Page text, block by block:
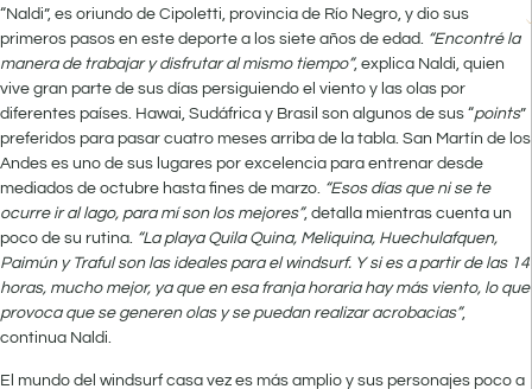
“Naldi”, es oriundo de Cipoletti, provincia de Río Negro, y dio sus
primeros pasos en este deporte a los siete años de edad. “Encontré la
manera de trabajar y disfrutar al mismo tiempo”, explica Naldi, quien
vive gran parte de sus días persiguiendo el viento y las olas por
diferentes países. Hawai, Sudáfrica y Brasil son algunos de sus “points”
preferidos para pasar cuatro meses arriba de la tabla. San Martín de los
Andes es uno de sus lugares por excelencia para entrenar desde
mediados de octubre hasta fines de marzo. “Esos días que ni se te
ocurre ir al lago, para mí son los mejores”, detalla mientras cuenta un
poco de su rutina. “La playa Quila Quina, Meliquina, Huechulafquen,
Paimún y Traful son las ideales para el windsurf. Y si es a partir de las 14
horas, mucho mejor, ya que en esa franja horaria hay más viento, lo que
provoca que se generen olas y se puedan realizar acrobacias”,
continua Naldi.
El mundo del windsurf casa vez es más amplio y sus personajes poco a